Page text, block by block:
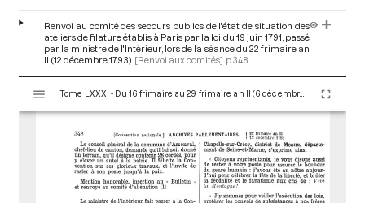
Renvoi au comité des secours publics de l'état de situation des
ateliers de filature établis à Paris par la loi du 19 juin 1791, passé
par la ministre de l'Intérieur, lors de la séance du 22 frimaire an
II (12 décembre 1793) [Renvoi aux comités] p.348
s
Tome LXXXI - Du 16 frimaire au 29 frimaire an II (6 décembre au 19 décembre 1793)